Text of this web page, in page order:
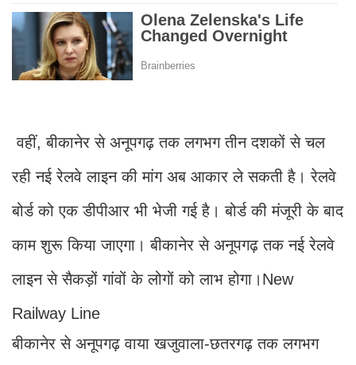
वहीं, बीकानेर से अनूपगढ़ तक लगभग तीन दशकों से चल
रही नई रेलवे लाइन की मांग अब आकार ले सकती है। रेलवे
बोर्ड को एक डीपीआर भी भेजी गई है। बोर्ड की मंजूरी के बाद
काम शुरू किया जाएगा। बीकानेर से अनूपगढ़ तक नई रेलवे
लाइन से सैकड़ों गांवों के लोगों को लाभ होगा।New
Railway Line
बीकानेर से अनूपगढ़ वाया खजुवाला-छतरगढ़ तक लगभग